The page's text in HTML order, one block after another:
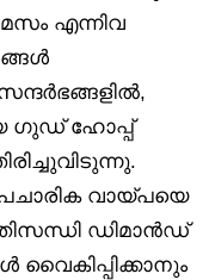
എന്നിവ
ഗുഡ് ഹോപ്പ്
വായ്പയെ
ഡിമാൻഡ്
വൈകിപ്പിക്കാനും